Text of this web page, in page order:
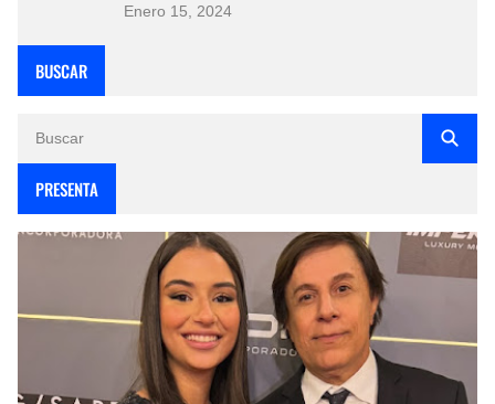
Enero 15, 2024
BUSCAR
PRESENTA